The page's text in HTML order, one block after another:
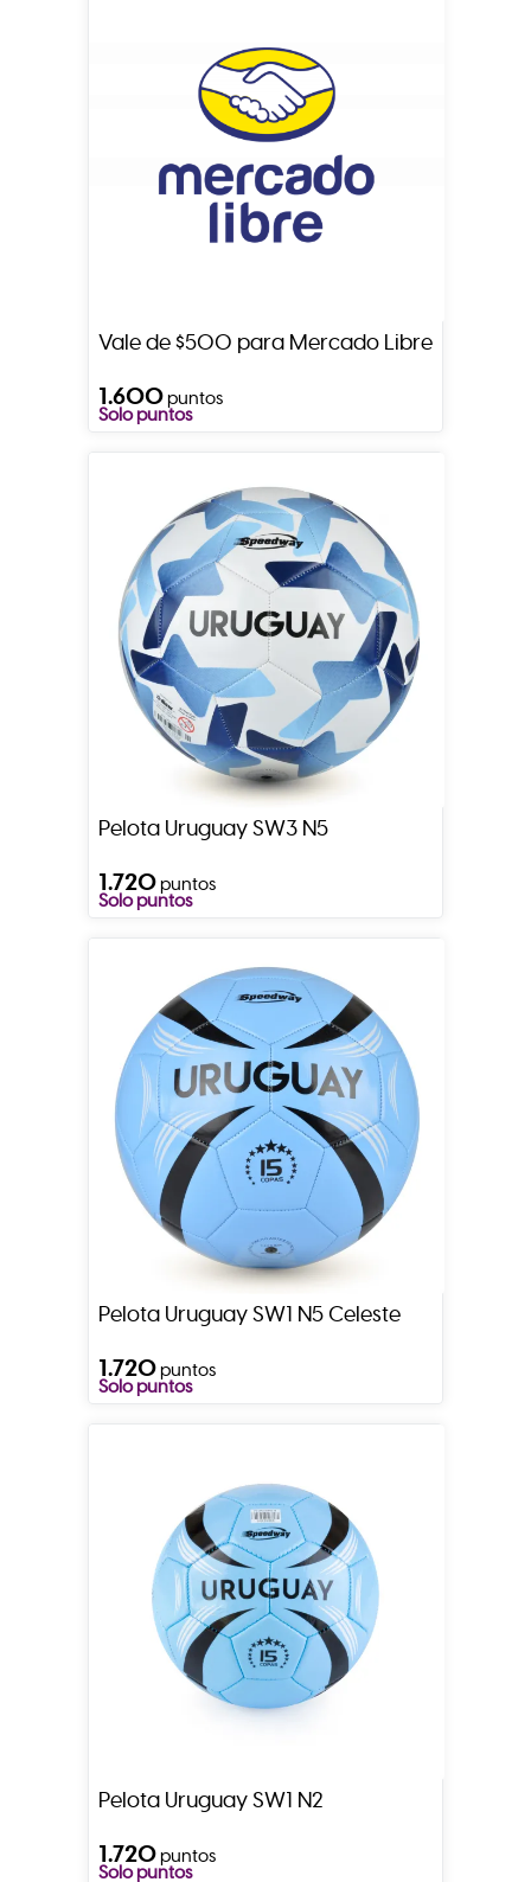
Vale de $500 para Mercado Libre
1.600puntos
Solo puntos
Pelota Uruguay SW3 N5
1.720puntos
Solo puntos
Pelota Uruguay SW1 N5 Celeste
1.720puntos
Solo puntos
Pelota Uruguay SW1 N2
1.720puntos
Solo puntos